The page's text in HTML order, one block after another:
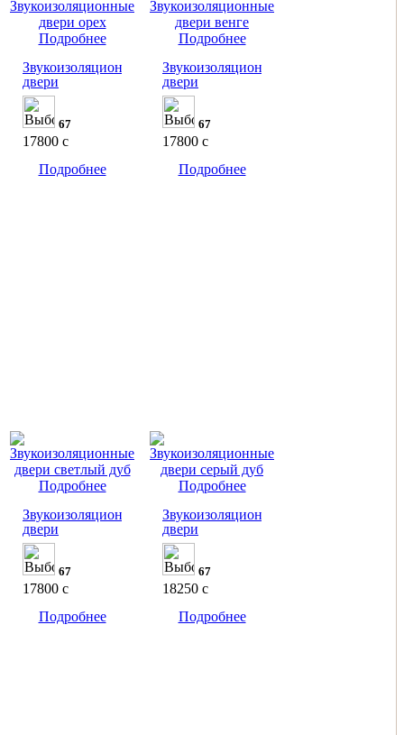
Подробнее
Звукоизоляционные
двери
67
17800 c
Подробнее
Подробнее
Звукоизоляционные
двери
67
17800 c
Подробнее
Подробнее
Звукоизоляционные
двери
67
17800 c
Подробнее
Подробнее
Звукоизоляционные
двери
67
18250 c
Подробнее